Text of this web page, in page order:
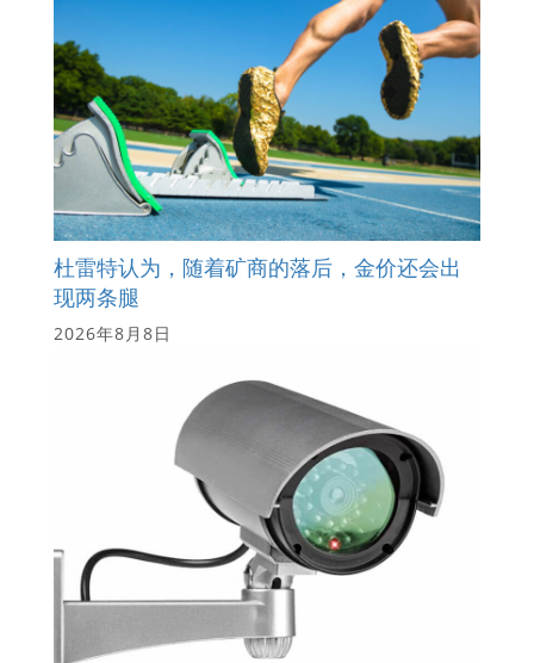
杜雷特认为，随着矿商的落后，金价还会出
现两条腿
2026年8月8日